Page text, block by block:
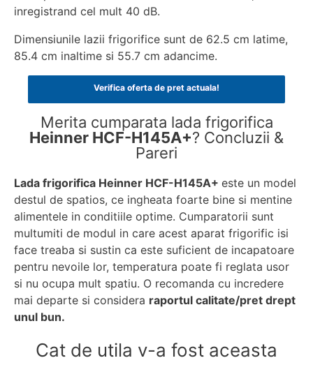
inregistrand cel mult 40 dB.
Dimensiunile lazii frigorifice sunt de 62.5 cm latime,
85.4 cm inaltime si 55.7 cm adancime.
Verifica oferta de pret actuala!
Merita cumparata lada frigorifica
Heinner HCF-H145A+? Concluzii &
Pareri
Lada frigorifica Heinner HCF-H145A+ este un model
destul de spatios, ce ingheata foarte bine si mentine
alimentele in conditiile optime. Cumparatorii sunt
multumiti de modul in care acest aparat frigorific isi
face treaba si sustin ca este suficient de incapatoare
pentru nevoile lor, temperatura poate fi reglata usor
si nu ocupa mult spatiu. O recomanda cu incredere
mai departe si considera raportul calitate/pret drept
unul bun.
Cat de utila v-a fost aceasta